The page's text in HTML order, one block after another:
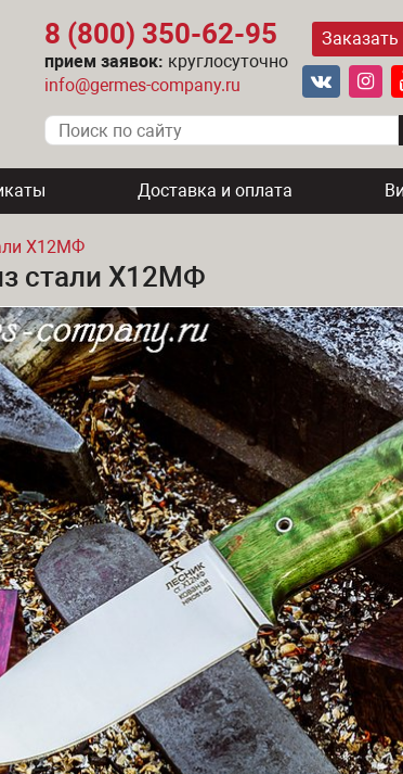
8 (800) 350-62-95
прием заявок: круглосуточно
info@germes-company.ru
Заказать
Доставка и оплата
Х12МФ
стали Х12МФ